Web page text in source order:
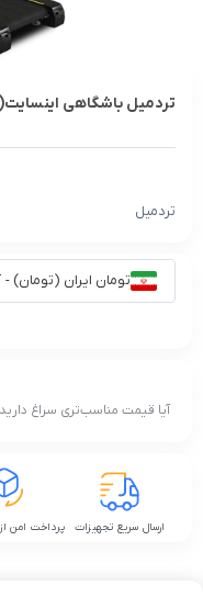
تردمیل باشگاهی اینسایت(insight) مدل ct3000b|قیمت+خرید
تردمیل
تومان ایران (تومان) - IRT
آیا قیمت مناسب‌تری سراغ
ارسال سریع تجهیزات پرداخت امن از